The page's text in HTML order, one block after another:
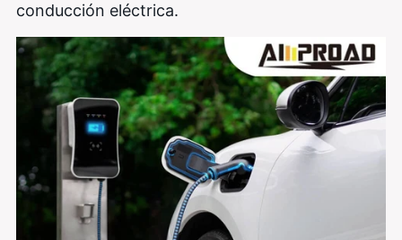
conducción eléctrica.